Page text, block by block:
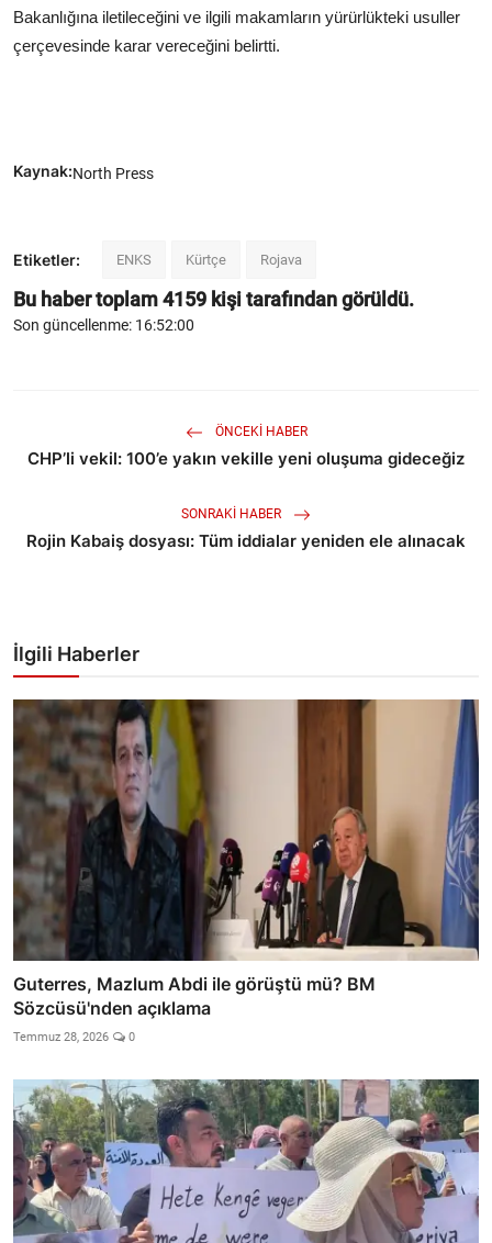
Bakanlığına iletileceğini ve ilgili makamların yürürlükteki usuller
çerçevesinde karar vereceğini belirtti.
Kaynak:North Press
Etiketler: ENKS Kürtçe Rojava
Bu haber toplam4159 kişi tarafından görüldü.
Son güncellenme: 16:52:00
ÖNCEKI HABER
CHP’li vekil: 100’e yakın vekille yeni oluşuma gideceğiz
SONRAKI HABER
Rojin Kabaiş dosyası: Tüm iddialar yeniden ele alınacak
İlgili Haberler
Guterres, Mazlum Abdi ile görüştü mü? BM
Sözcüsü'nden açıklama
Temmuz 28, 2026 0